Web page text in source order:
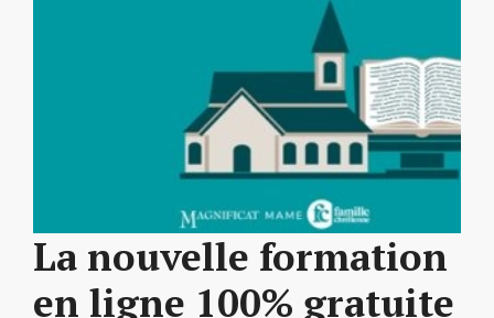
La nouvelle formation
en ligne 100% gratuite